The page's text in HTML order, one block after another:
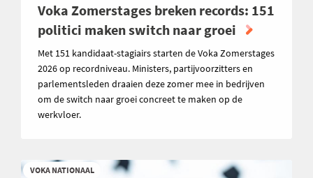
Voka Zomerstages breken records: 151
politici maken switch naar groei
Met 151 kandidaat-stagiairs starten de Voka Zomerstages
2026 op recordniveau. Ministers, partijvoorzitters en
parlementsleden draaien deze zomer mee in bedrijven
om de switch naar groei concreet te maken op de
werkvloer.
VOKA NATIONAAL